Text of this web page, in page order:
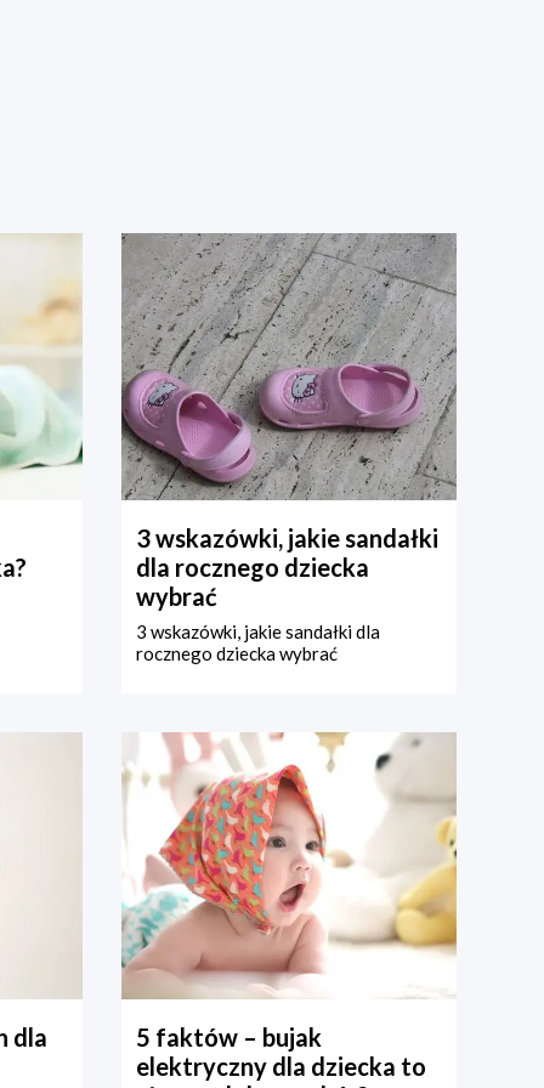
3 wskazówki, jakie sandałki
dla rocznego dziecka
wybrać
3 wskazówki, jakie sandałki dla
rocznego dziecka wybrać
dla
5 faktów – bujak
elektryczny dla dziecka to